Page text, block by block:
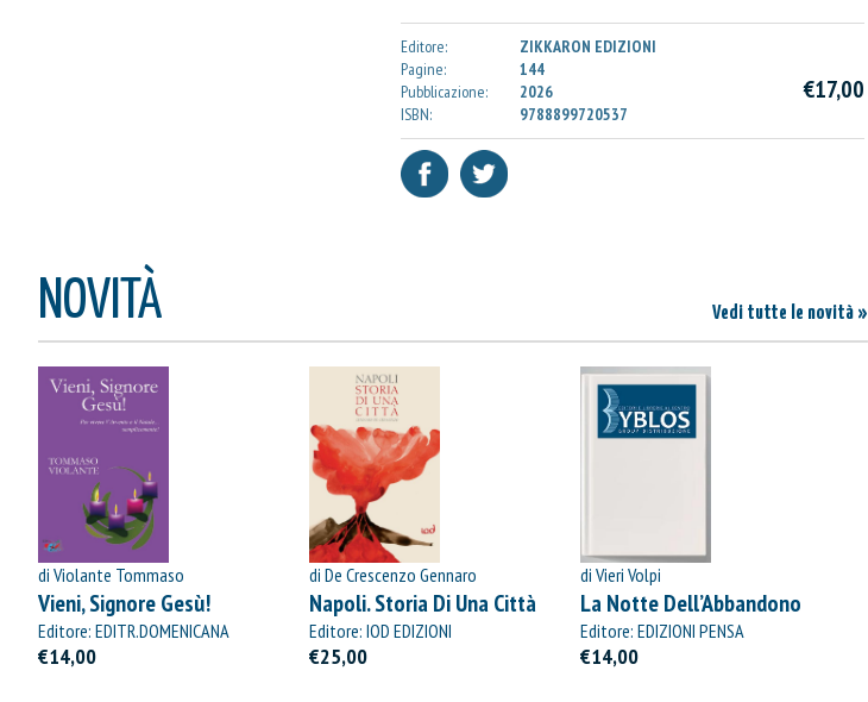
Editore:
ZIKKARON EDIZIONI
Pagine:
144
Pubblicazione:
2026
ISBN:
9788899720537
€17,00
NOVITÀ Vedi tutte le novità »
di Violante Tommaso
Vieni, Signore Gesù!
Editore: EDITR.DOMENICANA
ITALIANA
€14,00
di De Crescenzo Gennaro
Napoli. Storia Di Una Città
Editore: IOD EDIZIONI
€25,00
di Vieri Volpi
La Notte Dell’Abbandono
Editore: EDIZIONI PENSA
MULTIMEDIA
€14,00